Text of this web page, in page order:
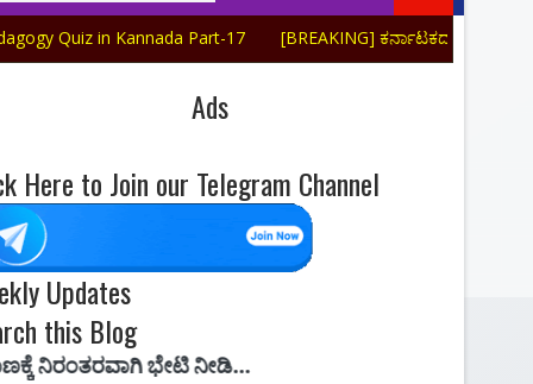
in Kannada Part-17 [BREAKING] ಕರ್ನಾಟಕದ ಭೂಗೋಳಶಾಸ್ತ್ರ Top-
Ads
Here to Join our Telegram Channel
Updates
this Blog
ಭೇಟಿ ನೀಡಿ...